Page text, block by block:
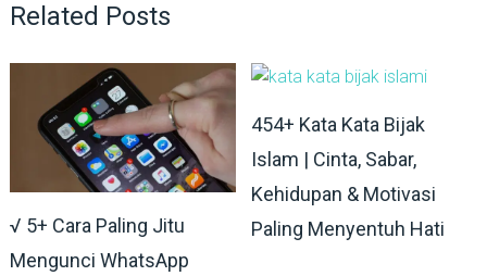
Related Posts
√ 5+ Cara Paling Jitu
Mengunci WhatsApp
454+ Kata Kata Bijak
Islam | Cinta, Sabar,
Kehidupan & Motivasi
Paling Menyentuh Hati